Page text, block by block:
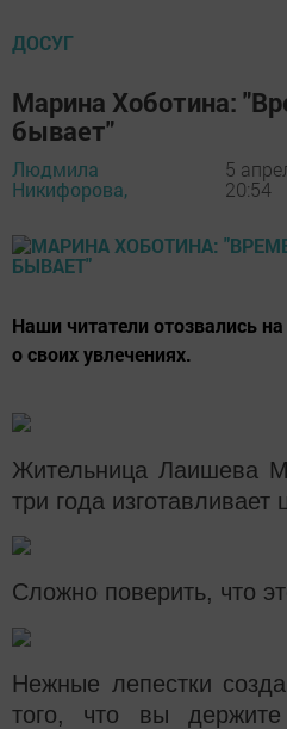
ДОСУГ
Марина Хоботина:
бывает"
Людмила
Никифорова,
5
20:54
Наши читатели отозвались
о своих увлечениях.
Жительница Лаишева
три года изготавливает
Сложно поверить, что
Нежные лепестки
того, что вы